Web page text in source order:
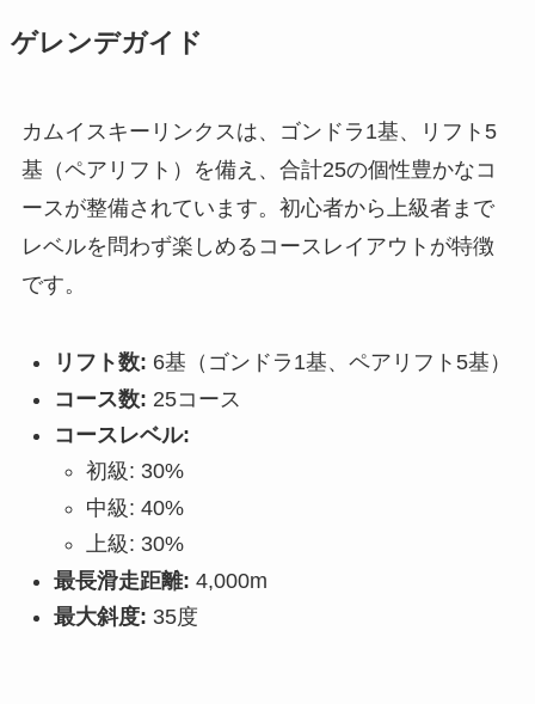
ゲレンデガイド
カムイスキーリンクスは、ゴンドラ1基、リフト5
基（ペアリフト）を備え、合計25の個性豊かなコ
ースが整備されています。初心者から上級者まで
レベルを問わず楽しめるコースレイアウトが特徴
です。
リフト数: 6基（ゴンドラ1基、ペアリフト5基）
コース数: 25コース
コースレベル:
初級: 30%
中級: 40%
上級: 30%
最長滑走距離: 4,000m
最大斜度: 35度